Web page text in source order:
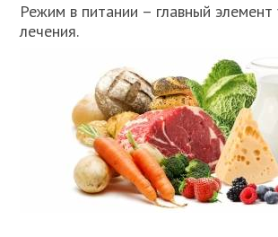
Режим в питании – главный элемент
лечения.